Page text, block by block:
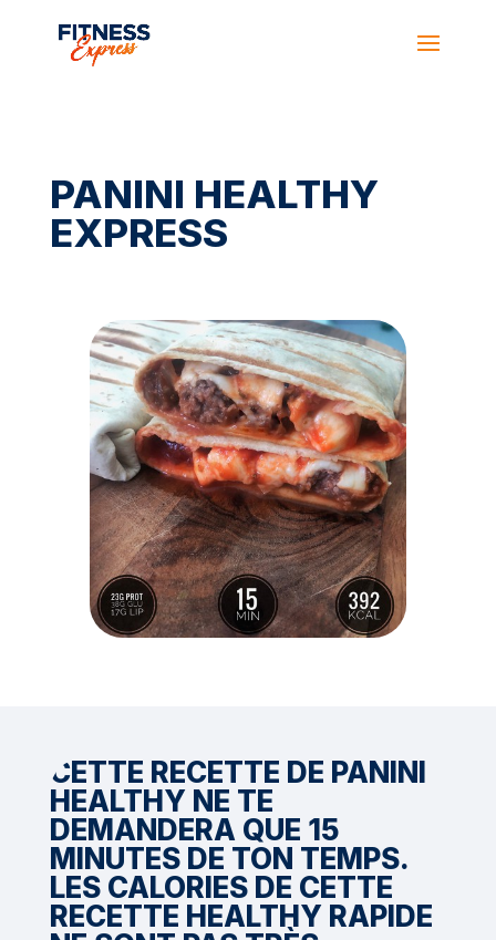
PANINI HEALTHY
EXPRESS
CETTE RECETTE DE PANINI
HEALTHY NE TE
DEMANDERA QUE 15
MINUTES DE TON TEMPS.
LES CALORIES DE CETTE
RECETTE HEALTHY RAPIDE